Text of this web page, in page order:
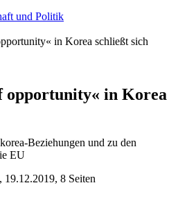
und Politik
in Korea schließt sich
opportunity« in Korea
Beziehungen und zu den
EU
8 Seiten